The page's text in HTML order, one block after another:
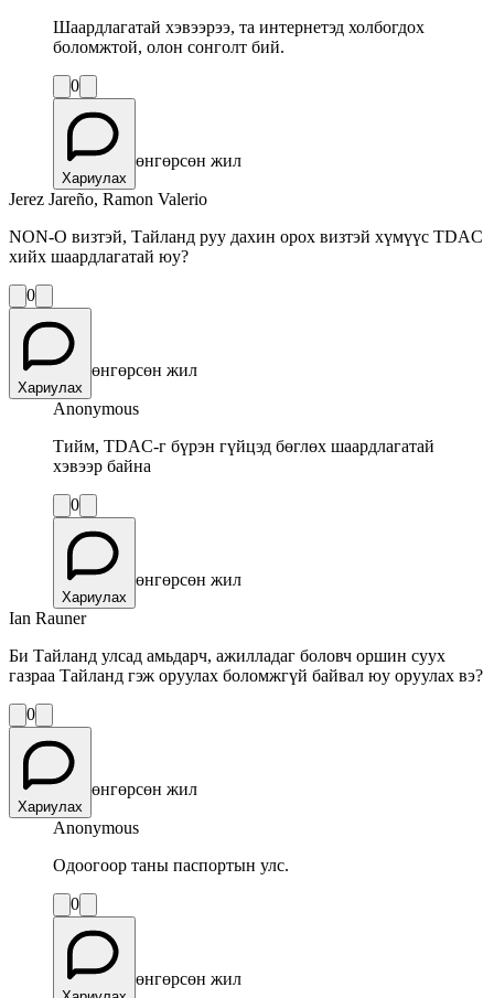
Шаардлагатай хэвээрээ, та интернетэд холбогдох
боломжтой, олон сонголт бий.
0
Хариулах
өнгөрсөн жил
Jerez Jareño, Ramon Valerio
NON-O визтэй, Тайланд руу дахин орох визтэй хүмүүс TDAC
хийх шаардлагатай юу?
0
Хариулах
өнгөрсөн жил
Anonymous
Тийм, TDAC-г бүрэн гүйцэд бөглөх шаардлагатай
хэвээр байна
0
Хариулах
өнгөрсөн жил
Ian Rauner
Би Тайланд улсад амьдарч, ажилладаг боловч оршин суух
газраа Тайланд гэж оруулах боломжгүй байвал юу оруулах вэ?
0
Хариулах
өнгөрсөн жил
Anonymous
Одоогоор таны паспортын улс.
0
өнгөрсөн жил